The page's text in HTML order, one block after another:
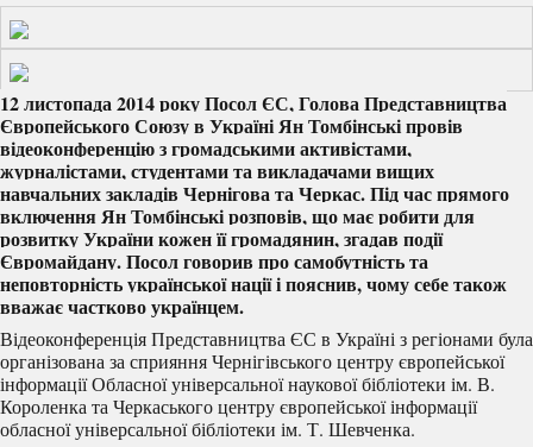
12 листопада 2014 року Посол ЄС, Голова Представництва
Європейського Союзу в Україні Ян Томбінські провів
відеоконференцію з громадськими активістами,
журналістами, студентами та викладачами вищих
навчальних закладів Чернігова та Черкас. Під час прямого
включення Ян Томбінські розповів, що має робити для
розвитку України кожен її громадянин, згадав події
Євромайдану. Посол говорив про самобутність та
неповторність української нації і пояснив, чому себе також
вважає частково українцем.
Відеоконференція Представництва ЄС в Україні з регіонами була
організована за сприяння Чернігівського центру європейської
інформації Обласної універсальної наукової бібліотеки ім. В.
Короленка та Черкаського центру європейської інформації
обласної універсальної бібліотеки ім. Т. Шевченка.